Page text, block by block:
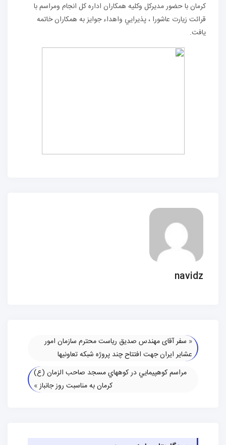
كرمان با حضور مديركل وكليه همكاران اداره كل انجام ومراسم با
قرائت زيارت عاشورا ، پذيرايي واهداء جوايز به همكاران خاتمه
يافت.
navidz
« سفر آقای مهندس صدیق ریاست محترم سازمان امور
عشایر ایران جهت افتتاح چند پروژه شبکه تعاونیها
مراسم كوهپيمايي در كوههاي مسجد صاحب الزمان (ع)
كرمان به مناسبت روز جانباز»